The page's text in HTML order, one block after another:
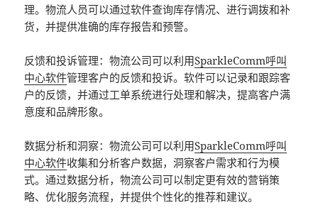
理。物流人员可以通过软件查询库存情况、进行调拨和补
货，并提供准确的库存报告和预警。
反馈和投诉管理：物流公司可以利用SparkleComm呼叫
中心软件管理客户的反馈和投诉。软件可以记录和跟踪客
户的反馈，并通过工单系统进行处理和解决，提高客户满
意度和品牌形象。
数据分析和洞察：物流公司可以利用SparkleComm呼叫
中心软件收集和分析客户数据，洞察客户需求和行为模
式。通过数据分析，物流公司可以制定更有效的营销策
略、优化服务流程，并提供个性化的推荐和建议。